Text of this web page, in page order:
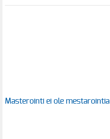
Masterointi ei ole mestarointia